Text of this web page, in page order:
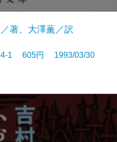
著、大澤薫／訳
1 605円 1993/03/30